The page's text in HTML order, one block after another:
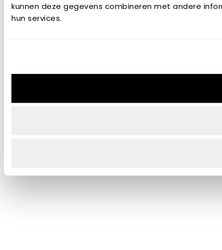
kunnen deze gegevens combineren met andere
hun services.